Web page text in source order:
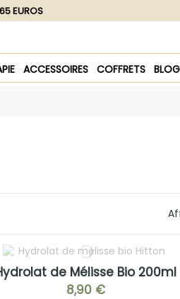
EUROS
ACCESSOIRES COFFRETS BLOG
de Mélisse Bio 200ml
8,90 €